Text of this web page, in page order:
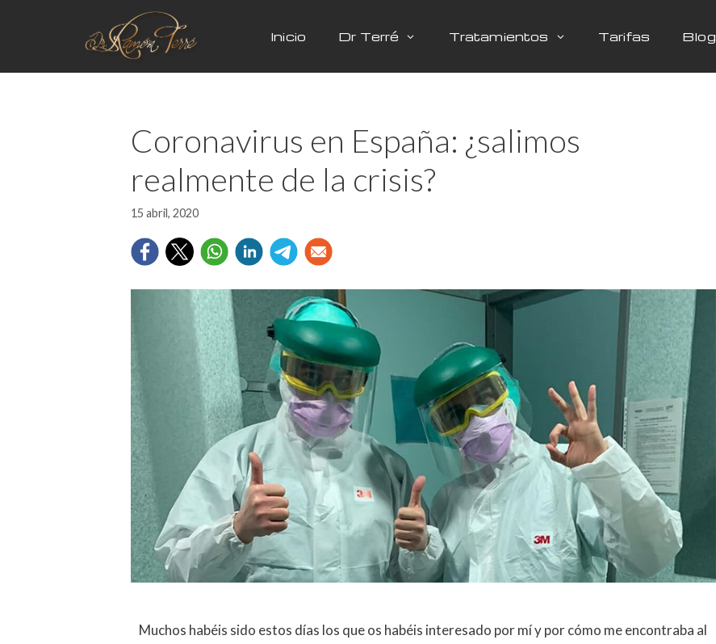
Inicio Dr Terré Tratamientos Tarifas Blog
Coronavirus en España: ¿salimos
realmente de la crisis?
15 abril, 2020
Muchos habéis sido estos días los que os habéis interesado por mí y por cómo me encontraba al